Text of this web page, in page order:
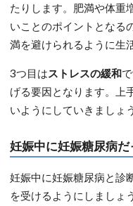
たりします。肥満や体重
いことのポイントとなる
満を避けられるように生
3つ目はストレスの緩和
げる要因となります。上
いようにしていきましょう
妊娠中に妊娠糖尿病
妊娠中に妊娠糖尿病と診
を受けるようにしましょ